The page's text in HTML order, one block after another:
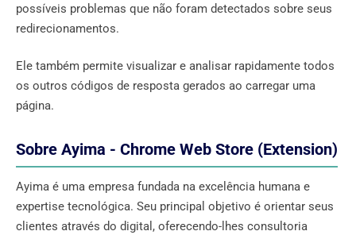
possíveis problemas que não foram detectados sobre seus
redirecionamentos.
Ele também permite visualizar e analisar rapidamente todos
os outros códigos de resposta gerados ao carregar uma
página.
Sobre Ayima - Chrome Web Store (Extension)
Ayima é uma empresa fundada na excelência humana e
expertise tecnológica. Seu principal objetivo é orientar seus
clientes através do digital, oferecendo-lhes consultoria